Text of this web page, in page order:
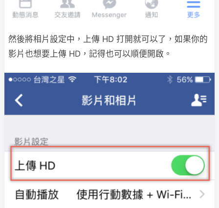
然後將相片設定中，上傳 HD 打開就可以了，如果你的
影片也想要上傳 HD，記得也可以順便開啟。